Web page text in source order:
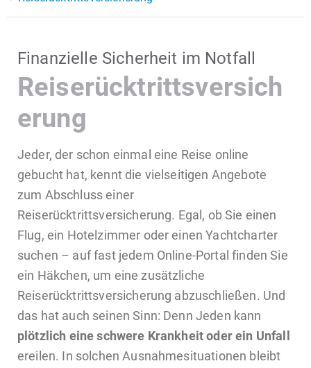
Finanzielle Sicherheit im Notfall
Reiserücktrittsversich
erung
Jeder, der schon einmal eine Reise online
gebucht hat, kennt die vielseitigen Angebote
zum Abschluss einer
Reiserücktrittsversicherung. Egal, ob Sie einen
Flug, ein Hotelzimmer oder einen Yachtcharter
suchen – auf fast jedem Online-Portal finden Sie
ein Häkchen, um eine zusätzliche
Reiserücktrittsversicherung abzuschließen. Und
das hat auch seinen Sinn: Denn Jeden kann
plötzlich eine schwere Krankheit oder ein Unfall
ereilen. In solchen Ausnahmesituationen bleibt